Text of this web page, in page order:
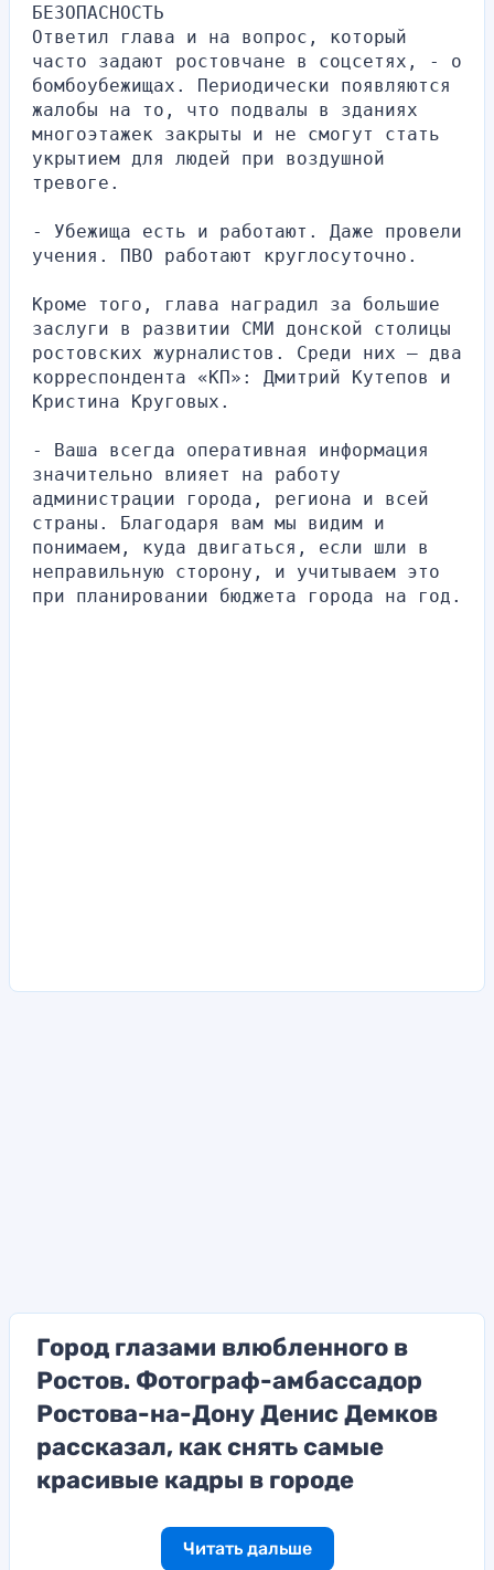
БЕЗОПАСНОСТЬ
Ответил глава и на вопрос, который
часто задают ростовчане в соцсетях, - о
бомбоубежищах. Периодически появляются
жалобы на то, что подвалы в зданиях
многоэтажек закрыты и не смогут стать
укрытием для людей при воздушной
тревоге.
- Убежища есть и работают. Даже провели
учения. ПВО работают круглосуточно.
Кроме того, глава наградил за большие
заслуги в развитии СМИ донской столицы
ростовских журналистов. Среди них – два
корреспондента «КП»: Дмитрий Кутепов и
Кристина Круговых.
- Ваша всегда оперативная информация
значительно влияет на работу
администрации города, региона и всей
страны. Благодаря вам мы видим и
понимаем, куда двигаться, если шли в
неправильную сторону, и учитываем это
при планировании бюджета города на год.
Город глазами влюбленного в
Ростов. Фотограф-амбассадор
Ростова-на-Дону Денис Демков
рассказал, как снять самые
красивые кадры в городе
Читать дальше